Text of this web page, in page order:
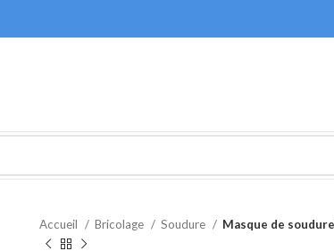
Accueil Bricolage Soudure Masque de